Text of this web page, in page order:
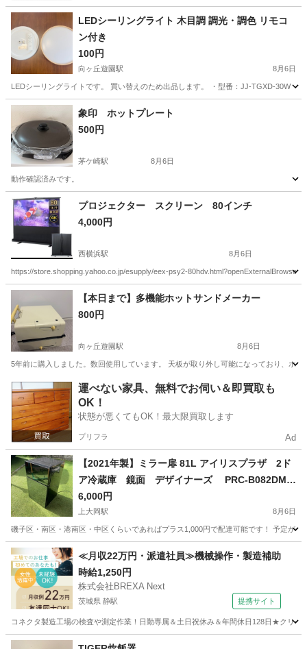
LEDシーリングライト 木目調 調光・調色 リモコ
ン付き
100円
向ヶ丘遊園駅 8月6日
LEDシーリングライトです。 買い替えのため出品します。 ・型番：JJ-TGXD-30W
神奈川 川崎市 向ヶ丘遊園駅 その他
象印 ホットプレート
500円
茅ケ崎駅 8月6日
動作確認済みです。
神奈川 茅ヶ崎市 茅ケ崎駅 キッチン家電
プロジェクター スクリーン 80インチ
4,000円
西横浜駅 8月6日
https://store.shopping.yahoo.co.jp/esupply/eex-psy2-
神奈川 横浜市 西横浜駅 プロジェクター、ホームシアター
プロジェクター
【本日まで】多機能ホットサンドメーカー
800円
向ヶ丘遊園駅 8月6日
5年前に購入しました。数回使用しています。 天板が取り外し可能になっており、ホ
神奈川 川崎市 向ヶ丘遊園駅 キッチン家電 たこ焼き
運べない家具、無料でお伺い＆即買取も
OK！
状態が悪くてもOK！最大限買取します
プリフラ Ad
【2021年製】ミラー扉 81L アイリスプラザ 2ド
ア冷蔵庫 鏡面 デザイナーズ PRC-B082DM
②
6,000円
上大岡駅 8月6日
磯子区・南区・港南区・中区くらいであればプラス1,000円で配達可能です！ 予定が
神奈川 横浜市 上大岡駅 キッチン家電 PRC
≪月収22万円・派遣社員≫機械操作・製造補助
時給1,250円
株式会社BREXA Next
茨城県 静駅 提携サイト
コネクタ製造工場の検査や測定作業！日勤専属＆土日祝休み＆年間休日128日★クリ
茨城 常陸大宮市 静駅 その他